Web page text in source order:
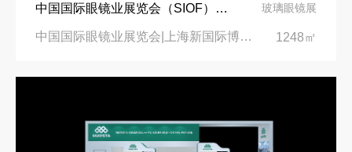
中国国际眼镜业展览会（SIOF）‌展台设计搭建-眼镜业巨头依视路陆逊梯卡 玻璃眼镜展
中国国际眼镜业展览会|上海新国际博览中心‌ 1248㎡